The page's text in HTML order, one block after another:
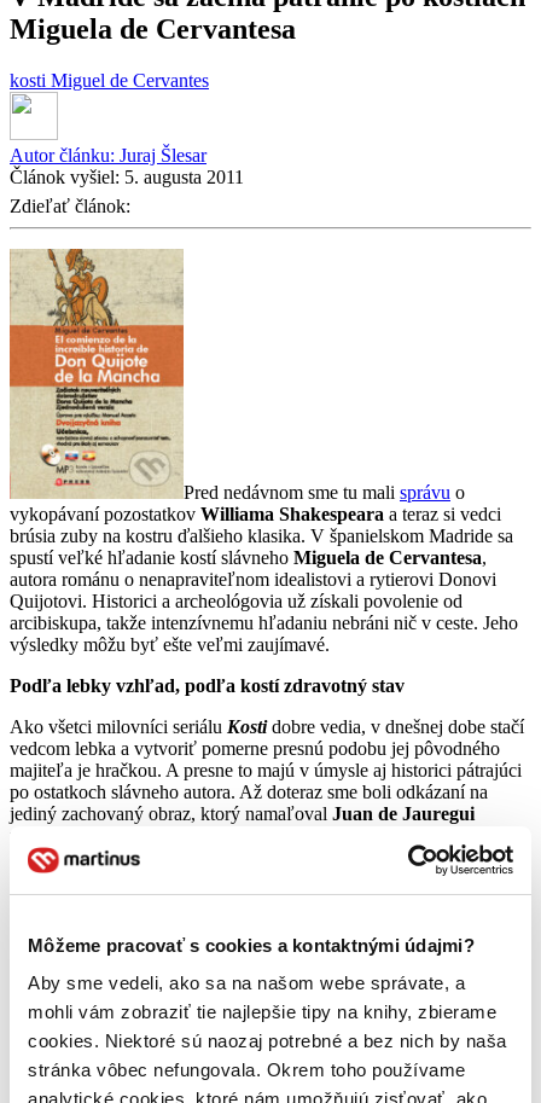
Môžeme pracovať s cookies a kontaktnými údajmi?
Aby sme vedeli, ako sa na našom webe správate, a
mohli vám zobraziť tie najlepšie tipy na knihy, zbierame
cookies. Niektoré sú naozaj potrebné a bez nich by naša
stránka vôbec nefungovala. Okrem toho používame
analytické cookies, ktoré nám umožňujú zisťovať, ako
Miguela de Cervantesa
kosti Miguel de Cervantes
Autor článku: Juraj Šlesar
Článok vyšiel: 5. augusta 2011
Zdieľať článok:
Pred nedávnom sme tu mali správu o
vykopávaní pozostatkov Williama Shakespeara a teraz si vedci
brúsia zuby na kostru ďalšieho klasika. V španielskom Madride sa
spustí veľké hľadanie kostí slávneho Miguela de Cervantesa,
autora románu o nenapraviteľnom idealistovi a rytierovi Donovi
Quijotovi. Historici a archeológovia už získali povolenie od
arcibiskupa, takže intenzívnemu hľadaniu nebráni nič v ceste. Jeho
výsledky môžu byť ešte veľmi zaujímavé.
Podľa lebky vzhľad, podľa kostí zdravotný stav
Ako všetci milovníci seriálu Kostidobre vedia, v dnešnej dobe stačí
vedcom lebka a vytvoriť pomerne presnú podobu jej pôvodného
majiteľa je hračkou. A presne to majú v úmysle aj historici pátrajúci
po ostatkoch slávneho autora. Až doteraz sme boli odkázaní na
jediný zachovaný obraz, ktorý namaľoval Juan de Jauregui
približne 20 rokov pred Cervantesovou smrťou. Teraz by sa to
mohlo zmeniť.
Ako však ukázal už„prípad Shakespeare“, z kostí sa dá zistiť
pôvodného majiteľa.Miguel de Cervantes bol známy ako
klebety sú samozrejme neoceniteľným zdrojom informácií, ale
možnosť overiť si ich vedecky tiež nie je na zahodenie. Historik
k tomu dodáva:
„Hovorí sa, že na sklonku života
bol veľmi chorý, ale zároveň je to
obdobie, kedy bol veľmi plodný ako autor.“Samozrejme, tieto dve